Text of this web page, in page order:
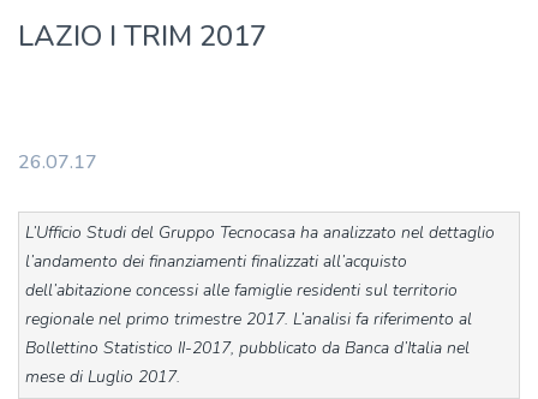
LAZIO I TRIM 2017
26.07.17
L’Ufficio Studi del Gruppo Tecnocasa ha analizzato nel dettaglio
l’andamento dei finanziamenti finalizzati all’acquisto
dell’abitazione concessi alle famiglie residenti sul territorio
regionale nel primo trimestre 2017. L’analisi fa riferimento al
Bollettino Statistico II-2017, pubblicato da Banca d’Italia nel
mese di Luglio 2017.